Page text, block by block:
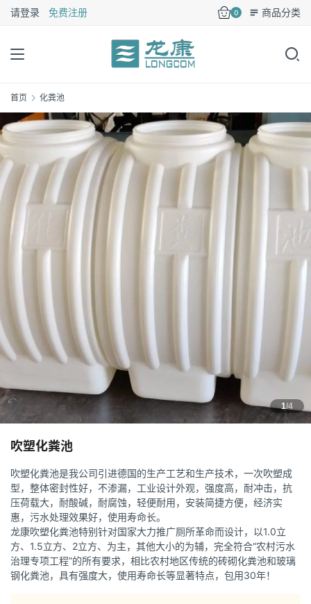
请登录 免费注册 0 商品分类
首页 化粪池
1/4
吹塑化粪池
吹塑化粪池是我公司引进德国的生产工艺和生产技术，一次吹塑成
型，整体密封性好，不渗漏，工业设计外观，强度高，耐冲击，抗
压荷载大，耐酸碱，耐腐蚀，轻便耐用，安装简捷方便，经济实
惠，污水处理效果好，使用寿命长。
龙康吹塑化粪池特别针对国家大力推广厕所革命而设计，以1.0立
方、1.5立方、2立方、为主，其他大小的为辅，完全符合“农村污水
治理专项工程”的所有要求，相比农村地区传统的砖砌化粪池和玻璃
钢化粪池，具有强度大，使用寿命长等显著特点，包用30年！